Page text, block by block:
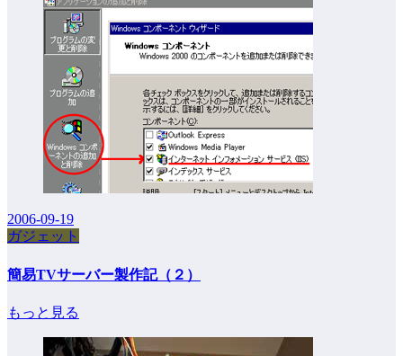
2006-09-19
ガジェット
簡易TVサーバー製作記（２）
もっと見る